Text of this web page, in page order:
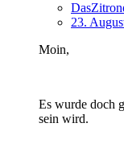
23.
Moin,
Es wurde doch
sein wird.